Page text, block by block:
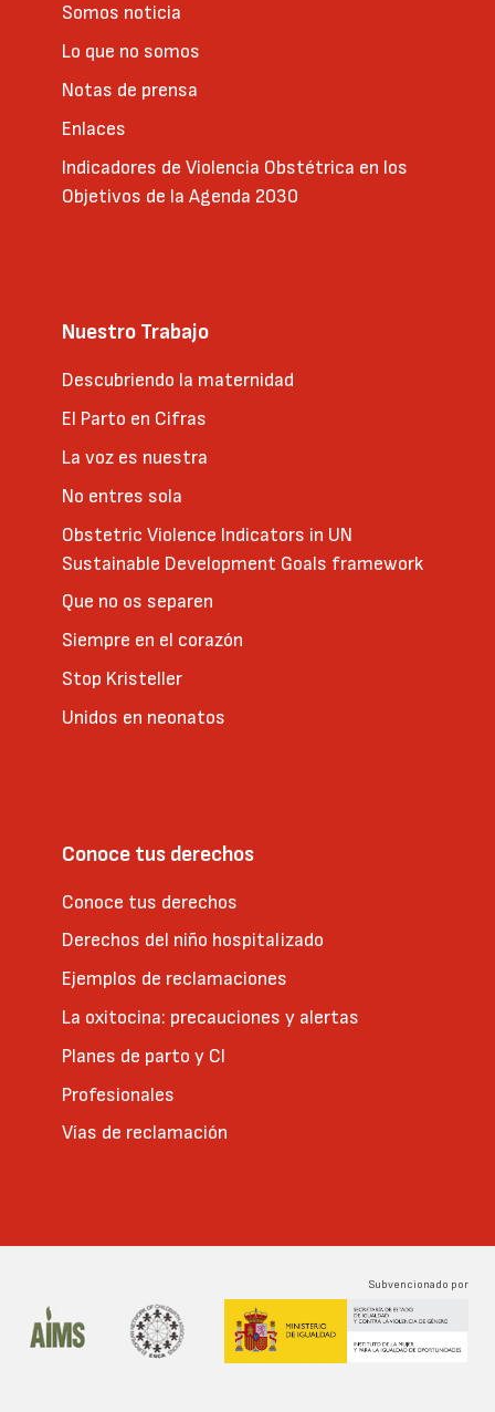
Somos noticia
Lo que no somos
Notas de prensa
Enlaces
Indicadores de Violencia Obstétrica en los
Objetivos de la Agenda 2030
Nuestro Trabajo
Descubriendo la maternidad
El Parto en Cifras
La voz es nuestra
No entres sola
Obstetric Violence Indicators in UN
Sustainable Development Goals framework
Que no os separen
Siempre en el corazón
Stop Kristeller
Unidos en neonatos
Conoce tus derechos
Conoce tus derechos
Derechos del niño hospitalizado
Ejemplos de reclamaciones
La oxitocina: precauciones y alertas
Planes de parto y CI
Profesionales
Vías de reclamación
Subvencionado por